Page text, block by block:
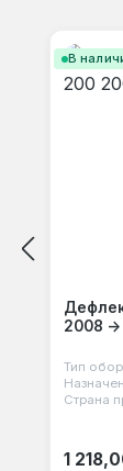
В
2008 -
Тип
Страна
1